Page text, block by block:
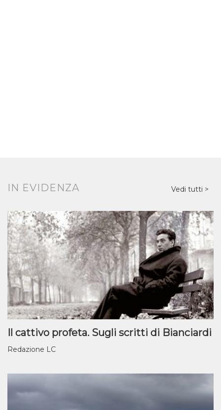
IN EVIDENZA Vedi tutti
Il cattivo profeta. Sugli scritti di Bianciardi
Redazione LC